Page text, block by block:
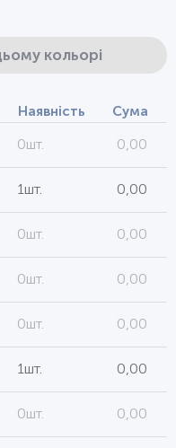
кольорі
Наявність Сума
0шт. 0,00
1шт. 0,00
0шт. 0,00
0шт. 0,00
0шт. 0,00
1шт. 0,00
0шт. 0,00